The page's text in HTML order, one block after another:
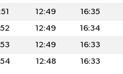
12:49 16:35
12:49 16:34
12:49 16:33
12:48 16:33